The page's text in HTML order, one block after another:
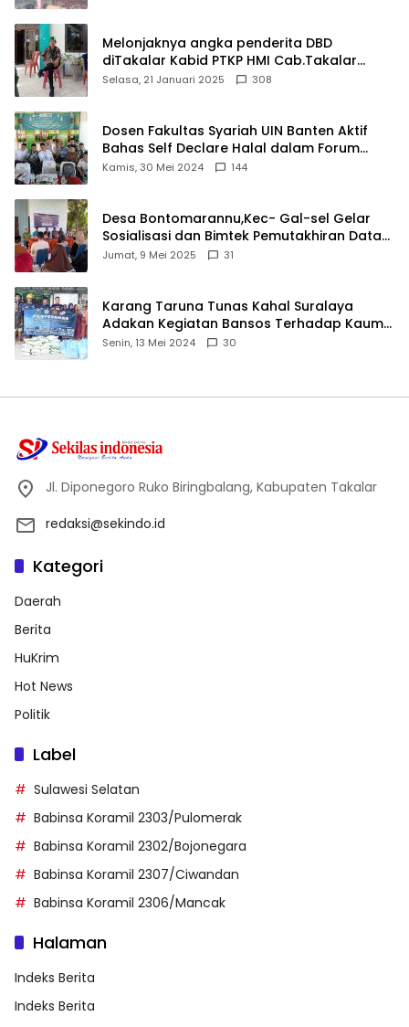
Melonjaknya angka penderita DBD
diTakalar Kabid PTKP HMI Cab.Takalar
angkat bicara
Selasa, 21 Januari 2025 308
Dosen Fakultas Syariah UIN Banten Aktif
Bahas Self Declare Halal dalam Forum
Ijtima Ulama MUI
Kamis, 30 Mei 2024 144
Desa Bontomarannu,Kec- Gal-sel Gelar
Sosialisasi dan Bimtek Pemutakhiran Data
ID
Jumat, 9 Mei 2025 31
Karang Taruna Tunas Kahal Suralaya
Adakan Kegiatan Bansos Terhadap Kaum
Dhuafa dan Anak Yatim-Piatu
Senin, 13 Mei 2024 30
Jl. Diponegoro Ruko Biringbalang, Kabupaten Takalar
redaksi@sekindo.id
Kategori
Daerah
Berita
HuKrim
Hot News
Politik
Label
Sulawesi Selatan
Babinsa Koramil 2303/Pulomerak
Babinsa Koramil 2302/Bojonegara
Babinsa Koramil 2307/Ciwandan
Babinsa Koramil 2306/Mancak
Halaman
Indeks Berita
Indeks Berita